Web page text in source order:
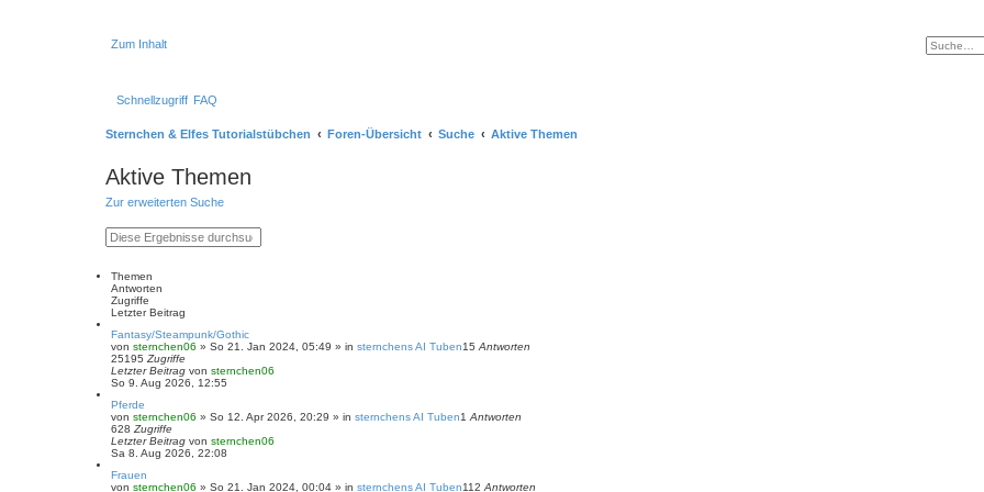
Zum Inhalt
Schnellzugriff FAQ
Sternchen & Elfes Tutorialstübchen Foren-Übersicht Suche Aktive Themen
Aktive Themen
Zur erweiterten Suche
S
u
E
r
S
Themen
Antworten
Zugriffe
Letzter Beitrag
Fantasy/Steampunk/Gothic
von sternchen06 » So 21. Jan 2024, 05:49 » in sternchens AI Tuben15 Antworten
25195 Zugriffe
Letzter Beitrag von sternchen06
So 9. Aug 2026, 12:55
Pferde
von sternchen06 » So 12. Apr 2026, 20:29 » in sternchens AI Tuben1 Antworten
628 Zugriffe
Letzter Beitrag von sternchen06
Sa 8. Aug 2026, 22:08
Frauen
von sternchen06 » So 21. Jan 2024, 00:04 » in sternchens AI Tuben112 Antworten